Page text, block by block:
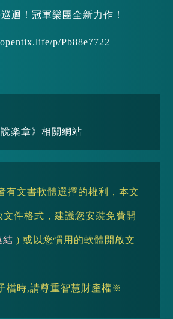
迴！冠軍樂團全新力作！
p/Pb88e7722
說楽章》相關網站
有文書軟體選擇的權利，本文
件格式，建議您安裝免費開
結 ) 或以您慣用的軟體開啟文
檔時,請尊重智慧財產權※